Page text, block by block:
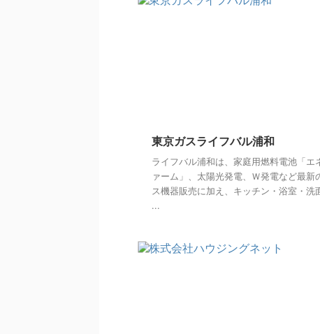
東京ガスライフバル浦和
ライフバル浦和は、家庭用燃料電池「エ
ァーム」、太陽光発電、Ｗ発電など最新
ス機器販売に加え、キッチン・浴室・洗
...